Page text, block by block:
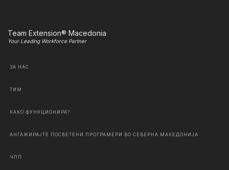
Team Extension® Macedonia
Your Leading Workforce Partner
ЗА НАС
ТИМ
КАКО ФУНКЦИОНИРА?
АНГАЖИРАЈТЕ ПОСВЕТЕНИ ПРОГРАМЕРИ ВО СЕВЕРНА МАКЕДОНИЈА
ЧПП